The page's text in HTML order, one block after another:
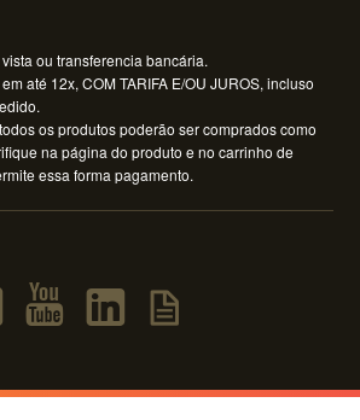
ou transferencia bancária.
até 12x, COM TARIFA E/OU JUROS, incluso
os produtos poderão ser comprados como
na página do produto e no carrinho de
essa forma pagamento.